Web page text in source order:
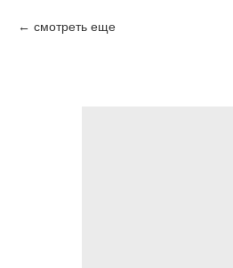
смотреть еще